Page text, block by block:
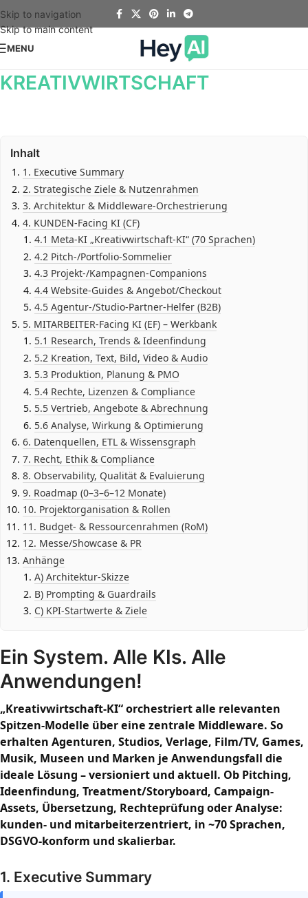
Skip to navigation
Skip to main content
MENU
KREATIVWIRTSCHAFT
Inhalt
1. Executive Summary
2. Strategische Ziele & Nutzenrahmen
3. Architektur & Middleware-Orchestrierung
4. KUNDEN-Facing KI (CF)
4.1 Meta-KI „Kreativwirtschaft-KI“ (70 Sprachen)
4.2 Pitch-/Portfolio-Sommelier
4.3 Projekt-/Kampagnen-Companions
4.4 Website-Guides & Angebot/Checkout
4.5 Agentur-/Studio-Partner-Helfer (B2B)
5. MITARBEITER-Facing KI (EF) – Werkbank
5.1 Research, Trends & Ideenfindung
5.2 Kreation, Text, Bild, Video & Audio
5.3 Produktion, Planung & PMO
5.4 Rechte, Lizenzen & Compliance
5.5 Vertrieb, Angebote & Abrechnung
5.6 Analyse, Wirkung & Optimierung
6. Datenquellen, ETL & Wissensgraph
7. Recht, Ethik & Compliance
8. Observability, Qualität & Evaluierung
9. Roadmap (0–3–6–12 Monate)
10. Projektorganisation & Rollen
11. Budget- & Ressourcenrahmen (RoM)
12. Messe/Showcase & PR
Anhänge
A) Architektur-Skizze
B) Prompting & Guardrails
C) KPI-Startwerte & Ziele
Ein System. Alle KIs. Alle
Anwendungen!
„Kreativwirtschaft-KI“ orchestriert alle relevanten
Spitzen-Modelle über eine zentrale Middleware. So
erhalten Agenturen, Studios, Verlage, Film/TV, Games,
Musik, Museen und Marken je Anwendungsfall die
ideale Lösung – versioniert und aktuell. Ob Pitching,
Ideenfindung, Treatment/Storyboard, Campaign-
Assets, Übersetzung, Rechteprüfung oder Analyse:
kunden- und mitarbeiterzentriert, in ~70 Sprachen,
DSGVO-konform und skalierbar.
1. Executive Summary